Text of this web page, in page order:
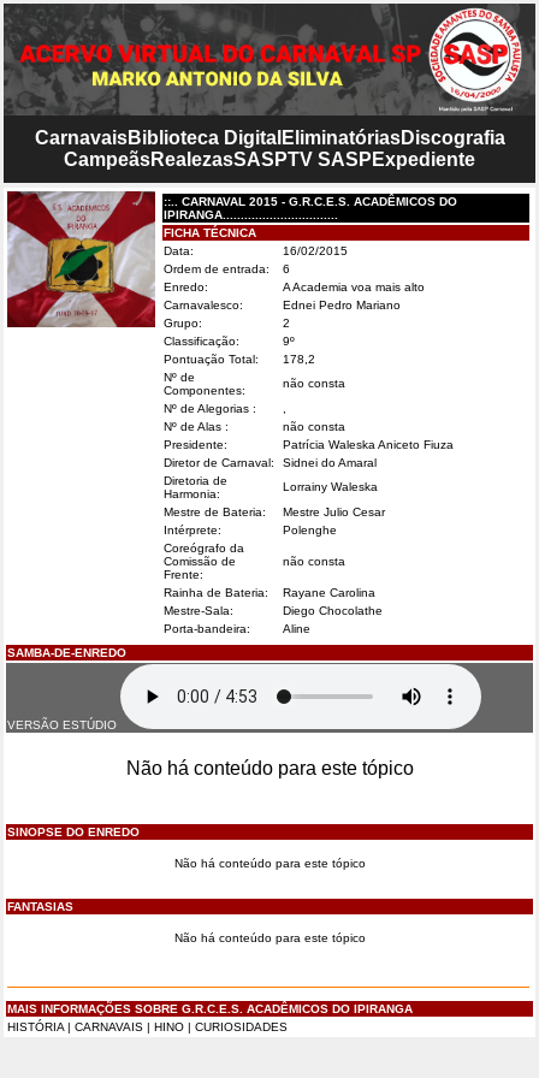
CarnavaisBiblioteca Digital EliminatóriasDiscografia
CampeãsRealezasSASPTV SASP Expediente
::.. CARNAVAL 2015 - G.R.C.E.S. ACADÊMICOS DO
IPIRANGA................................
FICHA TÉCNICA
Data:
16/02/2015
Ordem de entrada:
6
Enredo:
A Academia voa mais alto
Carnavalesco:
Ednei Pedro Mariano
Grupo:
2
Classificação:
9º
Pontuação Total:
178,2
Nº de
Componentes:
não consta
Nº de Alegorias :
Nº de Alas :
não consta
Presidente:
Patrícia Waleska Aniceto Fiuza
Diretor de Carnaval:
Sidnei do Amaral
Diretoria de
Harmonia:
Lorrainy Waleska
Mestre de Bateria:
Mestre Julio Cesar
Intérprete:
Polenghe
Coreógrafo da
Comissão de
Frente:
não consta
Rainha de Bateria:
Rayane Carolina
Mestre-Sala:
Diego Chocolathe
Porta-bandeira:
Aline
SAMBA-DE-ENREDO
VERSÃO ESTÚDIO
Não há conteúdo para este tópico
SINOPSE DO ENREDO
Não há conteúdo para este tópico
FANTASIAS
Não há conteúdo para este tópico
MAIS INFORMAÇÕES SOBRE G.R.C.E.S. ACADÊMICOS DO IPIRANGA
HISTÓRIA | CARNAVAIS | HINO | CURIOSIDADES